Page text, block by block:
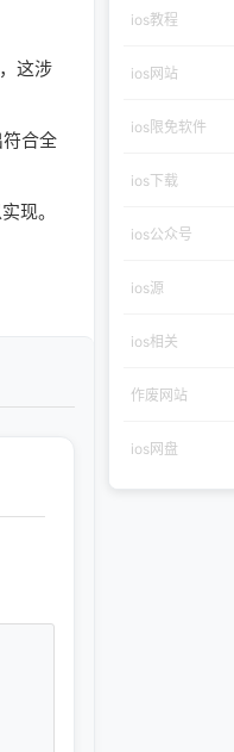
这涉
合全
现。
ios教程
ios网站
ios限免软件
ios下载
ios公众号
ios源
ios相关
作废网站
ios网盘